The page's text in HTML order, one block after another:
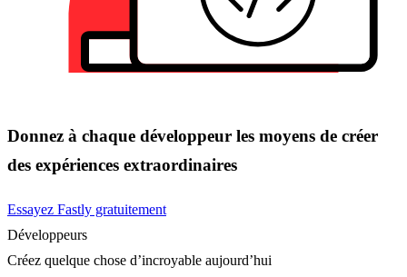
Donnez à chaque développeur les moyens de créer
des expériences extraordinaires
Essayez Fastly gratuitement
Développeurs
Créez quelque chose d’incroyable aujourd’hui